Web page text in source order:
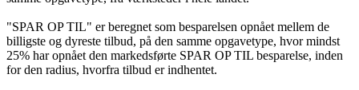
"SPAR OP TIL" er beregnet som besparelsen opnået mellem de
billigste og dyreste tilbud, på den samme opgavetype, hvor mindst
25% har opnået den markedsførte SPAR OP TIL besparelse, inden
for den radius, hvorfra tilbud er indhentet.